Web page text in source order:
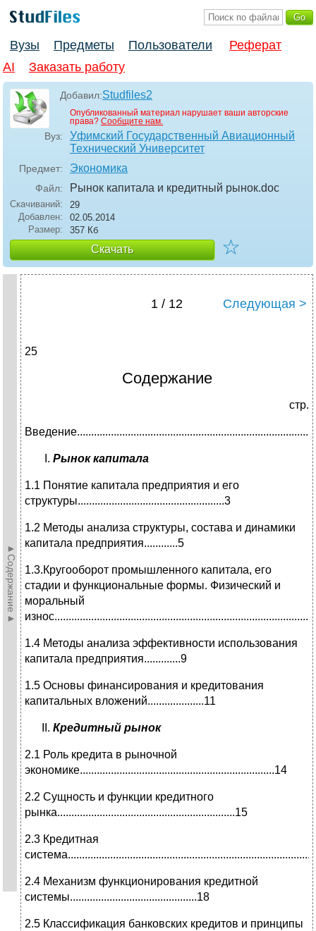
Вузы Предметы Пользователи
Реферат
AI
Заказать работу
Добавил:Studfiles2
Опубликованный материал нарушает ваши авторские
права? Сообщите нам.
Вуз:
Уфимский Государственный Авиационный
Технический Университет
Предмет: Экономика
Файл: Рынок капитала и кредитный рынок.doc
Скачиваний:
29
Добавлен:
02.05.2014
Размер:
357 Кб
Скачать ☆
►Содержание►
1 / 12 Следующая >
25
Содержание
стр.
Рынок капитала
1.1 Понятие капитала предприятия и его
структуры....................................................3
1.2 Методы анализа структуры, состава и динамики
капитала предприятия............5
1.3.Кругооборот промышленного капитала, его
стадии и функциональные формы. Физический и
моральный
1.4 Методы анализа эффективности использования
капитала предприятия.............9
1.5 Основы финансирования и кредитования
капитальных вложений....................11
Кредитный рынок
2.1 Роль кредита в рыночной
экономике.....................................................................14
2.2 Сущность и функции кредитного
рынка...............................................................15
2.3 Кредитная
2.4 Механизм функционирования кредитной
системы.............................................18
2.5 Классификация банковских кредитов и принципы